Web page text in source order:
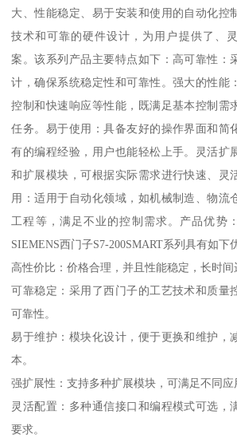
大、性能稳定、易于安装和使用的自动化控
技术和可靠的硬件设计，为用户提供了、
案。该系列产品主要特点如下：高可靠性：
计，确保系统稳定性和可靠性。强大的性能
控制和快速响应等性能，既满足基本控制需
任务。易于使用：具备友好的操作界面和简
有的编程经验，用户也能轻松上手。灵活扩
和扩展模块，可根据实际需求进行快速、灵
用：适用于自动化领域，如机械制造、物流
工程等，满足不业的控制需求。产品优势
SIEMENS西门子S7-200SMART系列具有如下
高性价比：价格合理，并且性能稳定，长时间
可靠稳定：采用了西门子的工艺技术和质量
可靠性。
易于维护：模块化设计，便于更换和维护，
本。
强扩展性：支持多种扩展模块，可满足不同应
灵活配置：多种通信接口和编程模式可选，
要求。